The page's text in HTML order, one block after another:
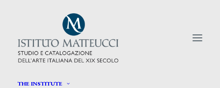
THE INSTITUTE